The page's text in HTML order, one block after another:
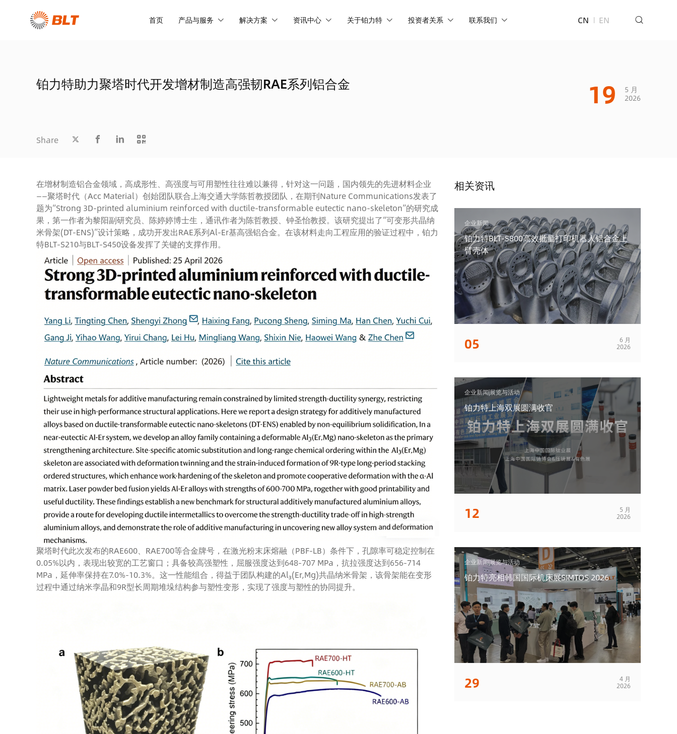
首页 产品与服务 解决方案 资讯中心 关于铂力特 投资者关系 联系我们 CN EN
铂力特助力聚塔时代开发增材制造高强韧RAE系列铝合金 19
5 月
2026
Share
在增材制造铝合金领域，高成形性、高强度与可用塑性往往难以兼得，针对这一问题，国内领先的先进材料企业
——聚塔时代（Acc Material）创始团队联合上海交通大学陈哲教授团队，在期刊Nature Communications发表了
题为“Strong 3D-printed aluminium reinforced with ductile-transformable eutectic nano-skeleton”的研究成
果，第一作者为黎阳副研究员、陈婷婷博士生，通讯作者为陈哲教授、钟圣怡教授。该研究提出了“可变形共晶纳
米骨架(DT-ENS)”设计策略，成功开发出RAE系列Al-Er基高强铝合金。在该材料走向工程应用的验证过程中，铂力
特BLT-S210与BLT-S450设备发挥了关键的支撑作用。
聚塔时代此次发布的RAE600、RAE700等合金牌号，在激光粉末床熔融（PBF-LB）条件下，孔隙率可稳定控制在
0.05%以内，表现出较宽的工艺窗口；具备较高强塑性，屈服强度达到648-707 MPa，抗拉强度达到656-714
MPa，延伸率保持在7.0%-10.3%。这一性能组合，得益于团队构建的Al₃(Er,Mg)共晶纳米骨架，该骨架能在变形
过程中通过纳米孪晶和9R型长周期堆垛结构参与塑性变形，实现了强度与塑性的协同提升。
相关资讯
企业新闻
铂力特BLT-S800高效批量打印机器人铝合金上
臂壳体
05 6 月
2026
企业新闻|展览与活动
铂力特上海双展圆满收官
12 5 月
2026
企业新闻|展览与活动
铂力特亮相韩国国际机床展SIMTOS 2026
29 4 月
2026